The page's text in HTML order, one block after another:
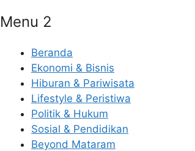
Menu 2
Beranda
Ekonomi & Bisnis
Hiburan & Pariwisata
Lifestyle & Peristiwa
Politik & Hukum
Sosial & Pendidikan
Beyond Mataram